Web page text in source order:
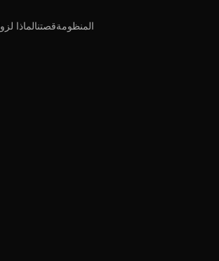
المنظومةقصتنالماذا لزو